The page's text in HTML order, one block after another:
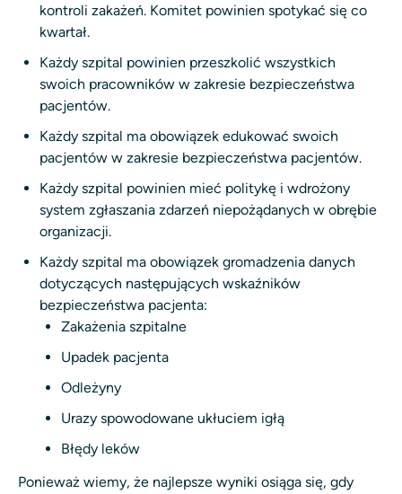
kontroli zakażeń. Komitet powinien spotykać się co
kwartał.
Każdy szpital powinien przeszkolić wszystkich
swoich pracowników w zakresie bezpieczeństwa
pacjentów.
Każdy szpital ma obowiązek edukować swoich
pacjentów w zakresie bezpieczeństwa pacjentów.
Każdy szpital powinien mieć politykę i wdrożony
system zgłaszania zdarzeń niepożądanych w obrębie
organizacji.
Każdy szpital ma obowiązek gromadzenia danych
dotyczących następujących wskaźników
bezpieczeństwa pacjenta:
Zakażenia szpitalne
Upadek pacjenta
Odleżyny
Urazy spowodowane ukłuciem igłą
Błędy leków
Ponieważ wiemy, że najlepsze wyniki osiąga się, gdy